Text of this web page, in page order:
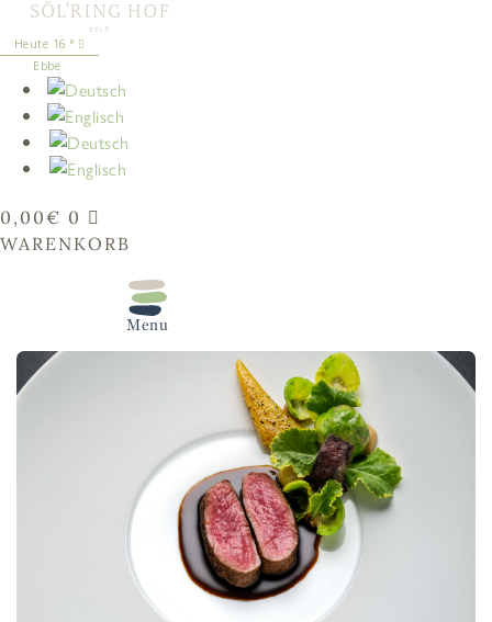
springen
16 °
Ebbe
0,00€ 0
WARENKORB